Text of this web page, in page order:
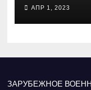
АПР 1, 2023
ЗАРУБЕЖНОЕ